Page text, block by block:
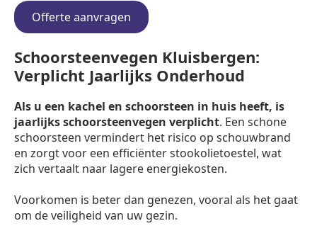
Offerte aanvragen
Schoorsteenvegen Kluisbergen:
Verplicht Jaarlijks Onderhoud
Als u een kachel en schoorsteen in huis heeft, is
jaarlijks schoorsteenvegen verplicht. Een schone
schoorsteen vermindert het risico op schouwbrand
en zorgt voor een efficiënter stookolietoestel, wat
zich vertaalt naar lagere energiekosten.
Voorkomen is beter dan genezen, vooral als het gaat
om de veiligheid van uw gezin.